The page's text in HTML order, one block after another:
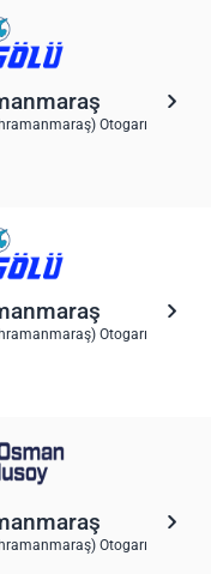
Otogarı
Otogarı
Otogarı